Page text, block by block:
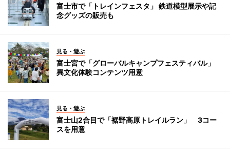
富士市で「トレインフェスタ」 鉄道模型展示や記
念グッズの販売も
見る・遊ぶ
富士宮で「グローバルキャンプフェスティバル」
異文化体験コンテンツ用意
見る・遊ぶ
富士山2合目で「裾野高原トレイルラン」 3コー
スを用意